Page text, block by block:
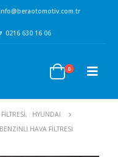
0216 630 16 06
0
,
HYUNDAI
HAVA FILTRESI